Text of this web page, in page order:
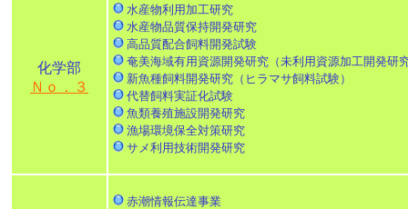
化学部
Ｎｏ．３
水産物利用加工研究
水産物品質保持開発研究
高品質配合飼料開発試験
奄美海域有用資源開発研究（未利用資源加工開発研
新魚種飼料開発研究（ヒラマサ飼料試験）
代替飼料実証化試験
魚類養殖施設開発研究
漁場環境保全対策研究
サメ利用技術開発研究
赤潮情報伝達事業